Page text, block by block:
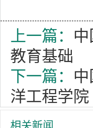
上一篇：
教育基础
下一篇：
洋工程学院
相关新闻